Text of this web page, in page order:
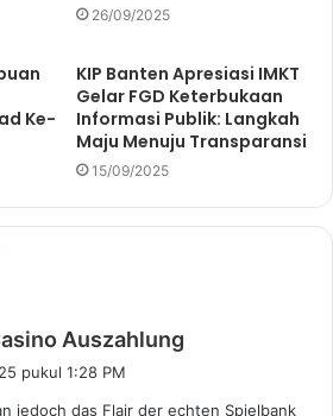
26/09/2025
Ke-
KIP Banten Apresiasi IMKT
Gelar FGD Keterbukaan
Informasi Publik: Langkah
Maju Menuju Transparansi
15/09/2025
Auszahlung
pukul 1:28 PM
jedoch das Flair der echten Spielbank